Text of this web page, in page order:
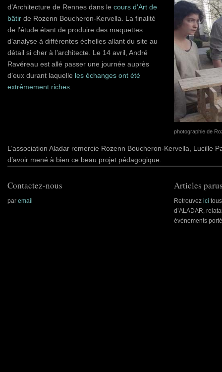
d’Architecture de Rennes dans le cours d’Art de
bâtir de Rozenn Boucheron-Kervella. La finalité
de l’étude étant de produire des maquettes
d’analyse à différentes échelles allant du site au
détail si cher à l’architecte. Le 14 avril, André
Ravéreau est allé passer une journée auprès
d’eux durant laquelle les échanges ont été
extrêmement riches
photographie de
L’association Aladar remercie Rozenn Boucheron-Kervella, Lucille
d’avoir mené à bien ce beau projet pédagogique.
Contactez-nous
par email
Articles
Retrouvez ici
d’ALADAR,
évènements